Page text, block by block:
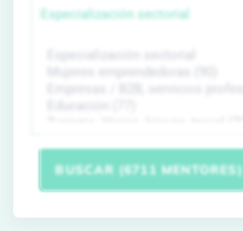
Especialización sectorial
BUSCAR (6711 MENTORES)